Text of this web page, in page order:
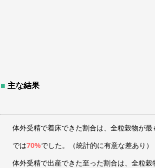
■ 主な結果
体外受精で着床できた割合は、全粒穀物が
では70%でした。（統計的に有意な差あり）
体外受精で出産できた至った割合は、全粒